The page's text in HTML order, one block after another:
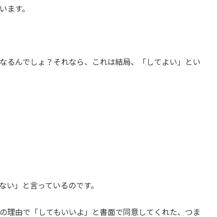
ます。
るんでしょ？それなら、これは結局、「してよい」とい
い」と言っているのです。
理由で「してもいいよ」と書面で同意してくれた、つま